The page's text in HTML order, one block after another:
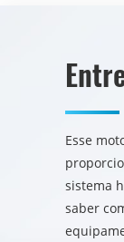
​​Esse
sistema
saber